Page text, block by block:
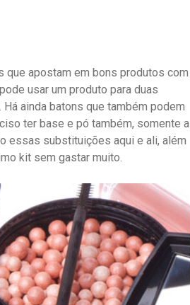
que apostam em bons produtos com
usar um produto para duas
ainda batons que também podem
ter base e pó também, somente a
essas substituições aqui e ali, além
kit sem gastar muito.